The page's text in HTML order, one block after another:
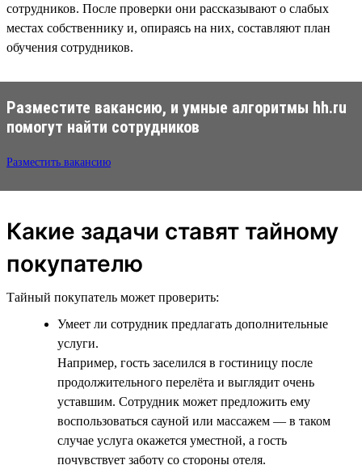
сотрудников. После проверки они рассказывают о слабых
местах собственнику и, опираясь на них, составляют план
обучения сотрудников.
Разместите вакансию, и умные алгоритмы hh.ru
помогут найти сотрудников
Разместить вакансию
Какие задачи ставят тайному
покупателю
Тайный покупатель может проверить:
Умеет ли сотрудник предлагать дополнительные
услуги.
Например, гость заселился в гостиницу после
продолжительного перелёта и выглядит очень
уставшим. Сотрудник может предложить ему
воспользоваться сауной или массажем — в таком
случае услуга окажется уместной, а гость
почувствует заботу со стороны отеля.